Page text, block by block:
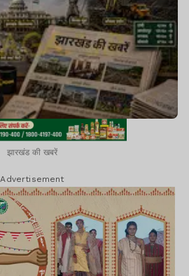
झारखंड की खबरें
Advertisement